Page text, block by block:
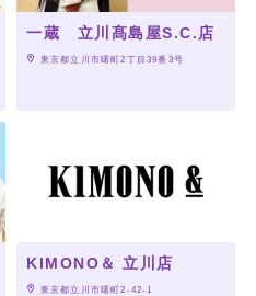
一蔵 立川髙島屋S.C.店
東京都立川市曙町2丁目39番3号
KIMONO＆ 立川店
東京都立川市曙町2-42-1